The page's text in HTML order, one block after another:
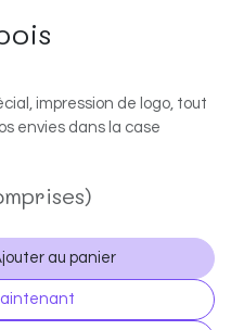
impression de logo, tout
envies dans la case
au panier